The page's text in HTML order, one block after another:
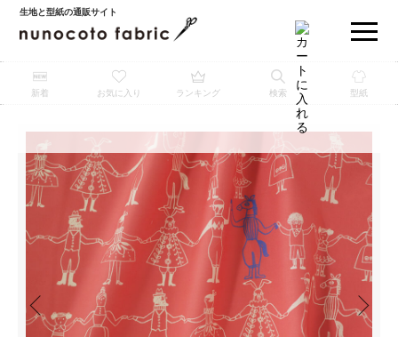
生地と型紙の通販サイト
新着 お気に入り ランキング 検索 型紙